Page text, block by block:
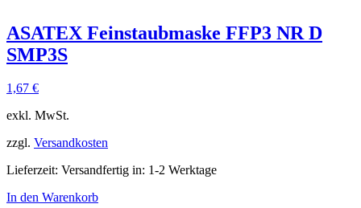
ASATEX Feinstaubmaske FFP3 NR D
SMP3S
1,67 €
exkl. MwSt.
zzgl. Versandkosten
Lieferzeit: Versandfertig in: 1-2 Werktage
In den Warenkorb